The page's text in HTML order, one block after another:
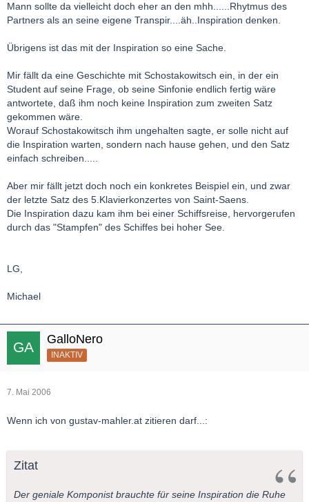
Mann sollte da vielleicht doch eher an den mhh......Rhytmus des
Partners als an seine eigene Transpir....äh..Inspiration denken.
Übrigens ist das mit der Inspiration so eine Sache.
Mir fällt da eine Geschichte mit Schostakowitsch ein, in der ein
Student auf seine Frage, ob seine Sinfonie endlich fertig wäre
antwortete, daß ihm noch keine Inspiration zum zweiten Satz
gekommen wäre.
Worauf Schostakowitsch ihm ungehalten sagte, er solle nicht auf
die Inspiration warten, sondern nach hause gehen, und den Satz
einfach schreiben.....
Aber mir fällt jetzt doch noch ein konkretes Beispiel ein, und zwar
der letzte Satz des 5.Klavierkonzertes von Saint-Saens.
Die Inspiration dazu kam ihm bei einer Schiffsreise, hervorgerufen
durch das "Stampfen" des Schiffes bei hoher See.
LG,
Michael
GalloNero
INAKTIV
7. Mai 2006
Wenn ich von gustav-mahler.at zitieren darf...:
Zitat
Der geniale Komponist brauchte für seine Inspiration die Ruhe